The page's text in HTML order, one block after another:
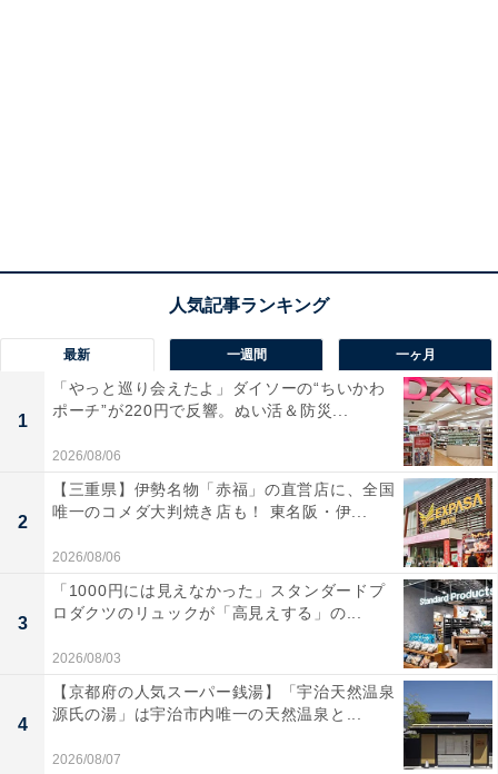
最新 一週間 一ヶ月
1
「やっと巡り会えたよ」ダイソーの“ちいかわ
ポーチ”が220円で反響。ぬい活＆防災...
2026/08/06
2
【三重県】伊勢名物「赤福」の直営店に、全国
唯一のコメダ大判焼き店も！ 東名阪・伊...
2026/08/06
3
「1000円には見えなかった」スタンダードプ
ロダクツのリュックが「高見えする」の...
2026/08/03
4
【京都府の人気スーパー銭湯】「宇治天然温泉
源氏の湯」は宇治市内唯一の天然温泉と...
2026/08/07